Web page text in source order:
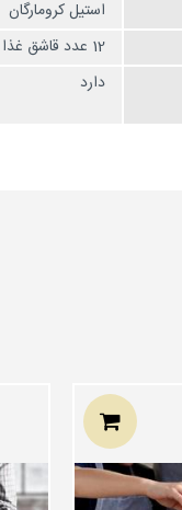
استیل کرومارگان
12 عدد قاشق غذا + 12 عدد چنگال غذا + 12 عدد کارد غذا + 12 عدد قاشق مربا + 12 چنگال کیک/میوه
دارد